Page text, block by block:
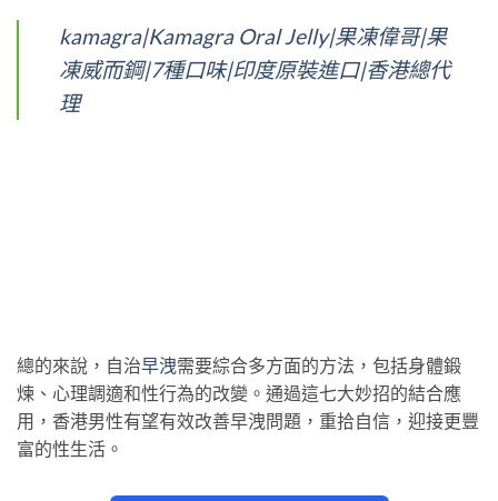
kamagra|Kamagra Oral Jelly|果凍偉哥|果
凍威而鋼|7種口味|印度原裝進口|香港總代
理
總的來說，自治早洩需要綜合多方面的方法，包括身體鍛
煉、心理調適和性行為的改變。通過這七大妙招的結合應
用，香港男性有望有效改善早洩問題，重拾自信，迎接更豐
富的性生活。